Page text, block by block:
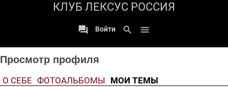
КЛУБ ЛЕКСУС РОССИЯ
 Войти search 
Просмотр профиля
О СЕБЕ ФОТОАЛЬБОМЫ МОИ ТЕМЫ